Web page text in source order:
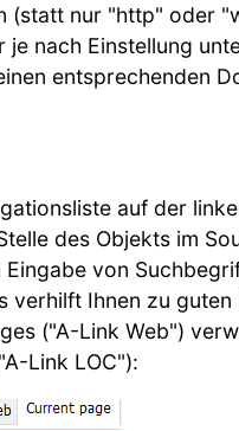
(statt nur "http" oder
je nach Einstellung
entsprechenden
auf der
des Objekts im
Eingabe von
verhilft Ihnen zu
("A-Link Web")
Link LOC"):